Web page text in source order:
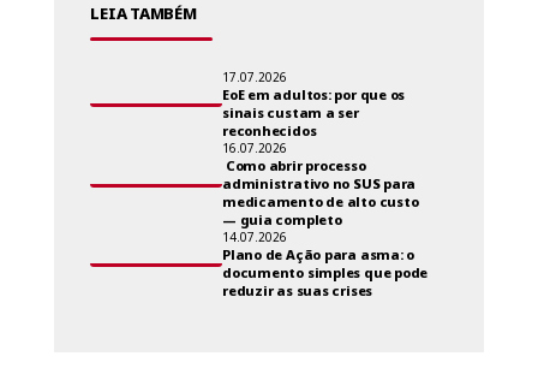
LEIA TAMBÉM
17.07.2026
EoE em adultos: por que os
sinais custam a ser
reconhecidos
16.07.2026
Como abrir processo
administrativo no SUS para
medicamento de alto custo
— guia completo
14.07.2026
Plano de Ação para asma: o
documento simples que pode
reduzir as suas crises